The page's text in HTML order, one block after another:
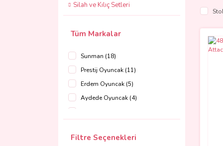
Silah ve Kılıç Setleri
Tüm Markalar
Sunman (18)
Prestij Oyuncak (11)
Erdem Oyuncak (5)
Aydede Oyuncak (4)
Halit Can Oyuncak (1)
Filtre Seçenekleri